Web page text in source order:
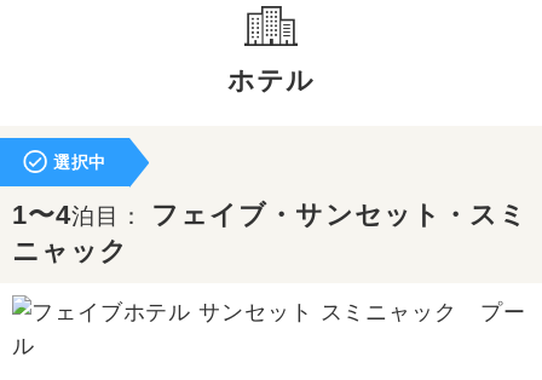
ホテル
選択中
1〜4泊目： フェイブ・サンセット・スミ
ニャック